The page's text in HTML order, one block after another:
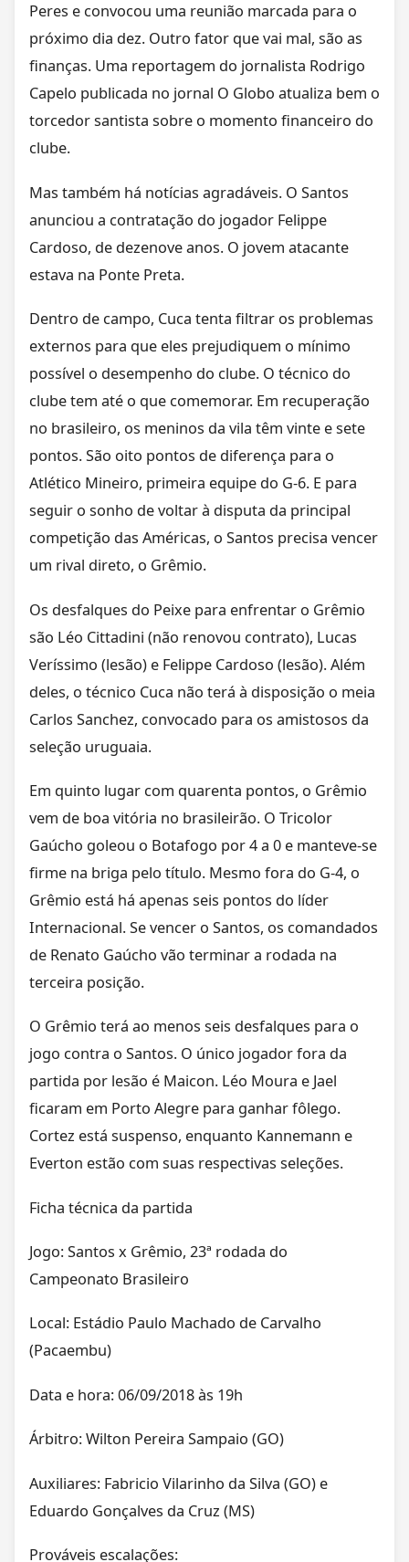
Peres e convocou uma reunião marcada para o
próximo dia dez. Outro fator que vai mal, são as
finanças. Uma reportagem do jornalista Rodrigo
Capelo publicada no jornal O Globo atualiza bem o
torcedor santista sobre o momento financeiro do
clube.
Mas também há notícias agradáveis. O Santos
anunciou a contratação do jogador Felippe
Cardoso, de dezenove anos. O jovem atacante
estava na Ponte Preta.
Dentro de campo, Cuca tenta filtrar os problemas
externos para que eles prejudiquem o mínimo
possível o desempenho do clube. O técnico do
clube tem até o que comemorar. Em recuperação
no brasileiro, os meninos da vila têm vinte e sete
pontos. São oito pontos de diferença para o
Atlético Mineiro, primeira equipe do G-6. E para
seguir o sonho de voltar à disputa da principal
competição das Américas, o Santos precisa vencer
um rival direto, o Grêmio.
Os desfalques do Peixe para enfrentar o Grêmio
são Léo Cittadini (não renovou contrato), Lucas
Veríssimo (lesão) e Felippe Cardoso (lesão). Além
deles, o técnico Cuca não terá à disposição o meia
Carlos Sanchez, convocado para os amistosos da
seleção uruguaia.
Em quinto lugar com quarenta pontos, o Grêmio
vem de boa vitória no brasileirão. O Tricolor
Gaúcho goleou o Botafogo por 4 a 0 e manteve-se
firme na briga pelo título. Mesmo fora do G-4, o
Grêmio está há apenas seis pontos do líder
Internacional. Se vencer o Santos, os comandados
de Renato Gaúcho vão terminar a rodada na
terceira posição.
O Grêmio terá ao menos seis desfalques para o
jogo contra o Santos. O único jogador fora da
partida por lesão é Maicon. Léo Moura e Jael
ficaram em Porto Alegre para ganhar fôlego.
Cortez está suspenso, enquanto Kannemann e
Everton estão com suas respectivas seleções.
Ficha técnica da partida
Jogo: Santos x Grêmio, 23ª rodada do
Campeonato Brasileiro
Local: Estádio Paulo Machado de Carvalho
(Pacaembu)
Data e hora: 06/09/2018 às 19h
Árbitro: Wilton Pereira Sampaio (GO)
Auxiliares: Fabricio Vilarinho da Silva (GO) e
Eduardo Gonçalves da Cruz (MS)
Prováveis escalações: